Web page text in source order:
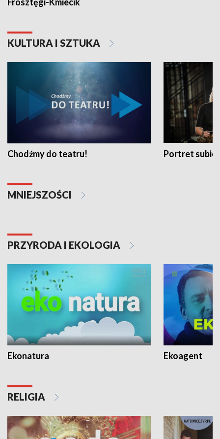
Frosztęgi-Kmiecik
KULTURA I SZTUKA
Chodźmy do teatru! Portret
MNIEJSZOŚCI
PRZYRODA I EKOLOGIA
Ekonatura Ekoagent
RELIGIA